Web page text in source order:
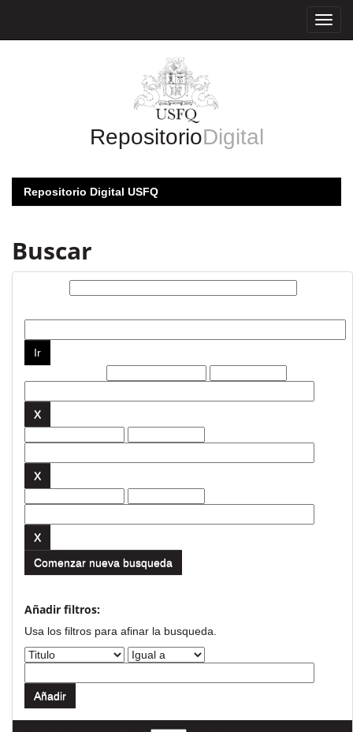
RepositorioDigital
Repositorio Digital USFQ
Buscar
Comenzar nueva busqueda
Añadir filtros:
Usa los filtros para afinar la busqueda.